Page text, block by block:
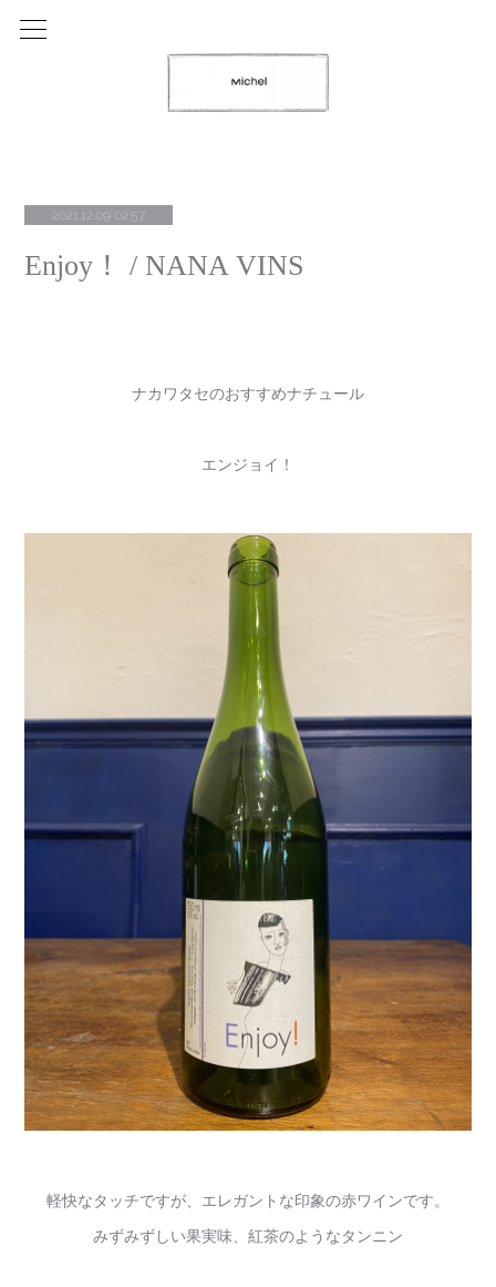
2021.12.09 02:57
Enjoy！ / NANA VINS
ナカワタセのおすすめナチュール
エンジョイ！
軽快なタッチですが、エレガントな印象の赤ワインです。
みずみずしい果実味、紅茶のようなタンニン